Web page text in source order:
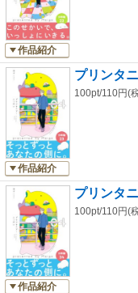
作品紹介
作品紹介
プリンタ
100pt/110円(
作品紹介
プリンタ
100pt/110円(